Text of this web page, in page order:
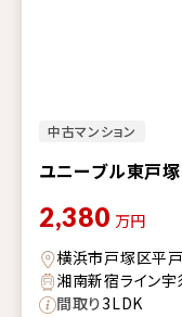
中古マンション
ユニーブル東戸塚
2,380 万円
横浜市戸塚区平
湘南新宿ライン
間取り3LDK